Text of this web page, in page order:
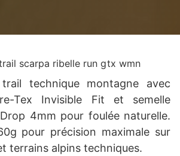
technique montagne avec
Tex Invisible Fit et semelle
4mm pour foulée naturelle.
pour précision maximale sur
terrains alpins techniques.